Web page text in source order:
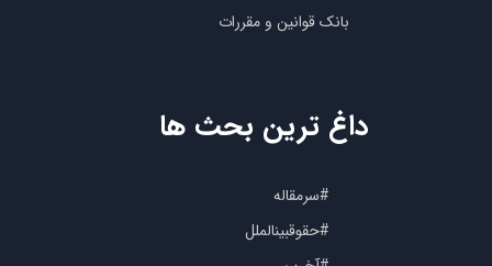
بانک قوانین و مقررات
#سرمقاله
#حقوقبینالملل
داغ ترین بحث ها